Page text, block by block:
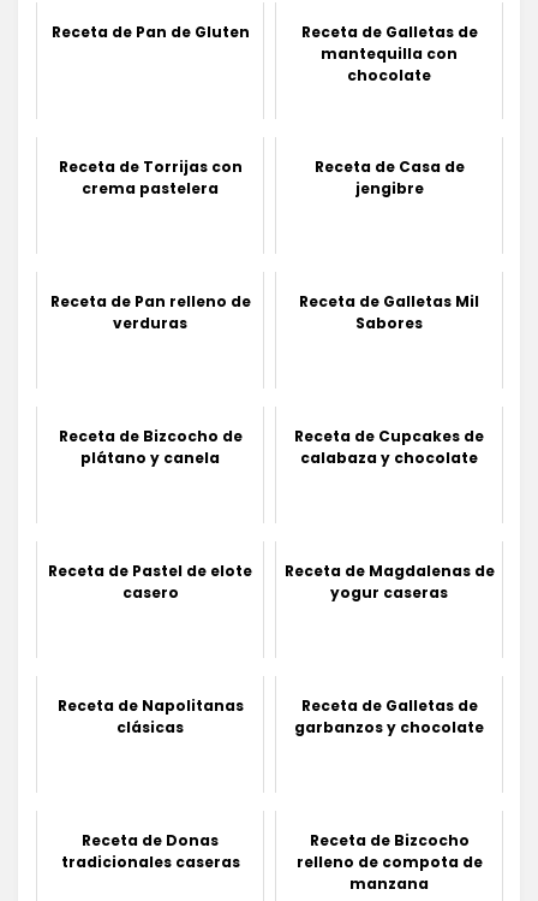
Receta de Pan de Gluten
Receta de Galletas de
mantequilla con
chocolate
Receta de Torrijas con
crema pastelera
Receta de Casa de
jengibre
Receta de Pan relleno de
verduras
Receta de Galletas Mil
Sabores
Receta de Bizcocho de
plátano y canela
Receta de Cupcakes de
calabaza y chocolate
Receta de Pastel de elote
casero
Receta de Magdalenas de
yogur caseras
Receta de Napolitanas
clásicas
Receta de Galletas de
garbanzos y chocolate
Receta de Donas
tradicionales caseras
Receta de Bizcocho
relleno de compota de
manzana